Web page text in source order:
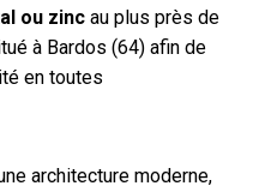
ou zinc au plus près de
à Bardos (64) afin de
en toutes
architecture moderne,